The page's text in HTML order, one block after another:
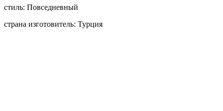
стиль: Повседневный
страна изготовитель: Турция